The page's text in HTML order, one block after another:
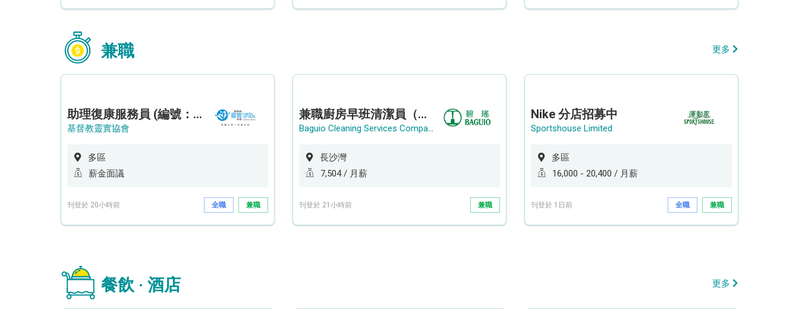
兼職 更多
助理復康服務員 (編號：RSD/ARSW/CTE)
基督教靈實協會
多區
薪金面議
刊登於 20小時前 全職 兼職
兼職廚房早班清潔員（長沙灣）
Baguio Cleaning Services Company Limited
長沙灣
7,504 / 月薪
刊登於 21小時前 兼職
Nike 分店招募中
Sportshouse Limited
多區
16,000 - 20,400 / 月薪
刊登於 1日前 全職 兼職
餐飲 · 酒店 更多